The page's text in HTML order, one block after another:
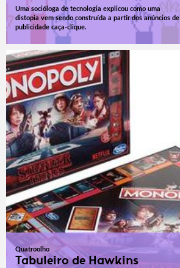
Uma socióloga de tecnologia explicou como uma
distopia vem sendo construída a partir dos anúncios de
publicidade caça-clique.
Quatroolho
Tabuleiro de Hawkins